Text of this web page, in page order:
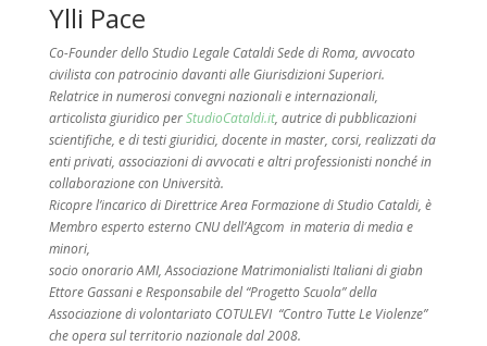
Ylli Pace
Co-FounderdelloStudio Legale Cataldi Sede di Roma, avvocato
civilista con patrocinio davanti alle Giurisdizioni Superiori.
Relatrice in numerosi convegni nazionali e internazionali,
articolista giuridico perStudioCataldi.it, autrice di pubblicazioni
scientifiche, e di testi giuridici, docente in master, corsi, realizzati da
enti privati, associazioni di avvocati e altri professionisti nonché in
collaborazione con Università.
Ricopre l’incarico diDirettrice Area Formazione di Studio Cataldi, è
Membro esperto esterno CNU dell’Agcom in materia di media e
minori,
socio onorario AMI, Associazione Matrimonialisti Italiani di giabn
Ettore Gassani e Responsabile del “Progetto Scuola” della
Associazione di volontariato COTULEVI “Contro Tutte Le Violenze”
che opera sul territorio nazionale dal 2008.